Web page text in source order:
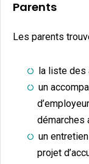
Parents
Les parents
la liste des
un
démarches
un
projet